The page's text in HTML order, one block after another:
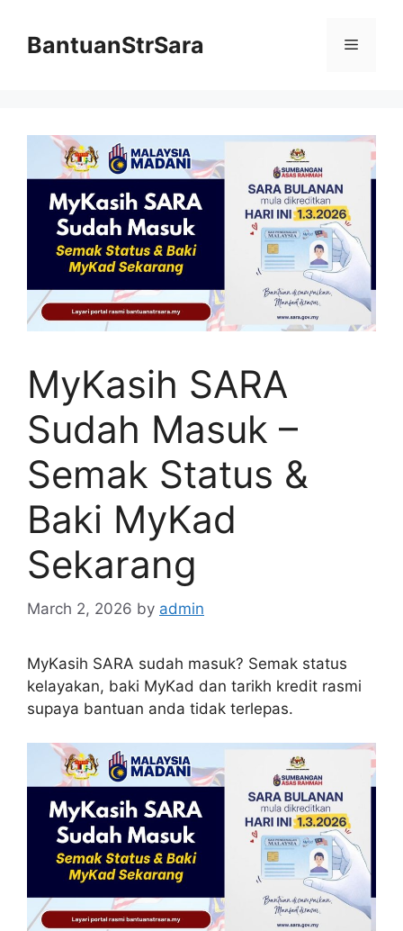
contentBantuanStrSara Menu
MyKasih SARA
Sudah Masuk –
Semak Status &
Baki MyKad
Sekarang
March 2, 2026 by admin
MyKasih SARA sudah masuk? Semak status
kelayakan, baki MyKad dan tarikh kredit rasmi
supaya bantuan anda tidak terlepas.